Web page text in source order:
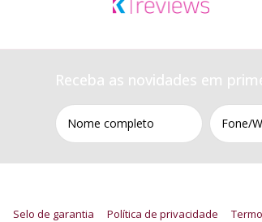
Receba as novidades em
Selo de garantia Política de privacidade